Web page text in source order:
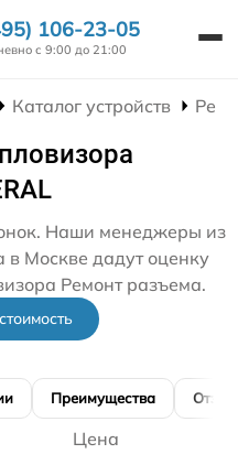
106-23-05
с 9:00 до 21:00
Каталог устройств
Наши менеджеры из
в Москве дадут оценку
Ремонт разъема.
Преимущества
Цена